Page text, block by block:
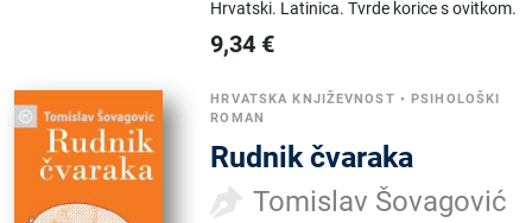
Hrvatski. Latinica.Tvrde korice s ovitkom.
9,34 €
HRVATSKA KNJIŽEVNOST •PSIHOLOŠKI
ROMAN
Rudnik čvaraka
Tomislav Šovagović